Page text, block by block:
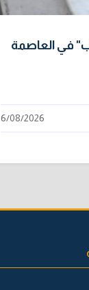
في العاصمة
6/08/2026